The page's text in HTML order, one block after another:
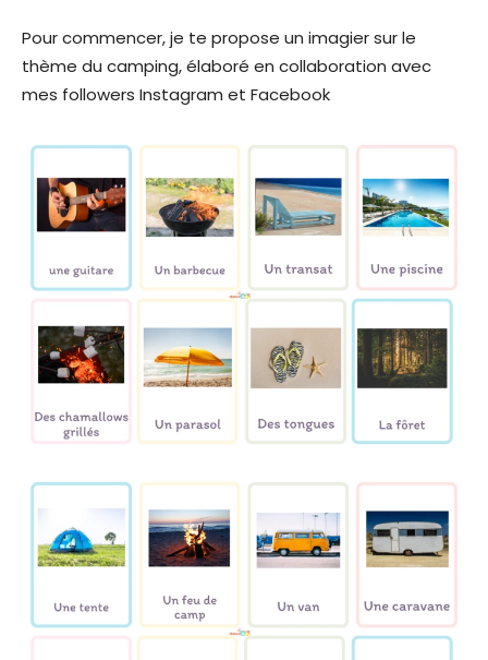
Pour commencer, je te propose un imagier sur le
thème du camping, élaboré en collaboration avec
mes followers Instagram et Facebook